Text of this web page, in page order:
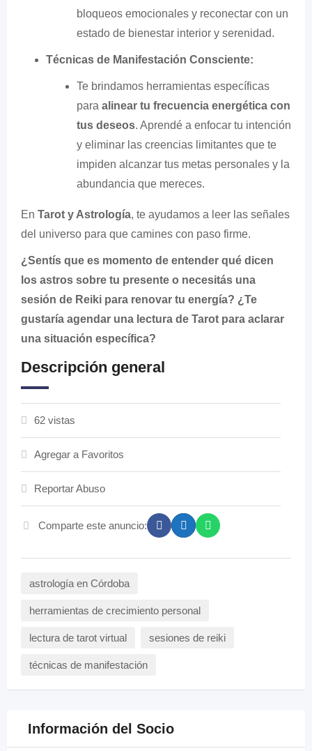
bloqueos emocionales y reconectar con un
estado de bienestar interior y serenidad.
Técnicas de Manifestación Consciente:
Te brindamos herramientas específicas
para alinear tu frecuencia energética con
tus deseos. Aprendé a enfocar tu intención
y eliminar las creencias limitantes que te
impiden alcanzar tus metas personales y la
abundancia que mereces.
En Tarot y Astrología, te ayudamos a leer las señales
del universo para que camines con paso firme.
¿Sentís que es momento de entender qué dicen
los astros sobre tu presente o necesitás una
sesión de Reiki para renovar tu energía? ¿Te
gustaría agendar una lectura de Tarot para aclarar
una situación específica?
Descripción general
62 vistas
Agregar a Favoritos
Reportar Abuso
Comparte este anuncio:
astrología en Córdoba
herramientas de crecimiento personal
lectura de tarot virtual sesiones de reiki
técnicas de manifestación
Información del Socio